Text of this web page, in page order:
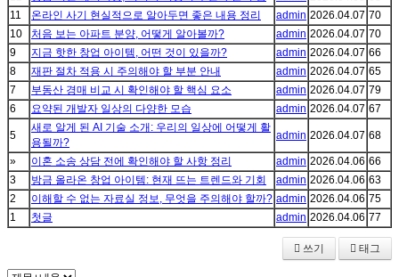
11
온라인 사기 현실적으로 알아두면 좋은 내용 정리 admin 2026.04.07 70
10
처음 보는 아파트 분양, 어떻게 알아볼까? admin 2026.04.07 70
9
지금 핫한 창업 아이템, 어떤 것이 있을까? admin 2026.04.07 66
8
재판 절차 적용 시 주의해야 할 부분 안내 admin 2026.04.07 65
7
부동산 경매 비교 시 확인해야 할 핵심 요소 admin 2026.04.07 79
6
요약된 개발자 일상의 다양한 모습 admin 2026.04.07 67
5
새로 알게 된 AI 기술 소개: 우리의 일상에 어떻게 활
용될까?
admin 2026.04.07 68
» 이혼 소송 상담 전에 확인해야 할 사항 정리 admin 2026.04.06 66
3
방금 올라온 창업 아이템: 현재 뜨는 트렌드와 기회 admin 2026.04.06 63
2
이해할 수 없는 자료실 정보, 무엇을 주의해야 할까? admin 2026.04.06 75
1
첫글 admin 2026.04.06 77
쓰기 태그